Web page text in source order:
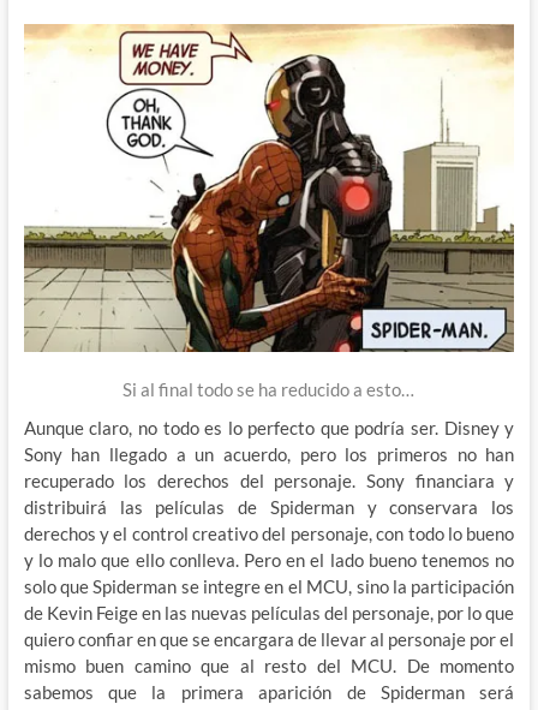
Si al final todo se ha reducido a esto…
Aunque claro, no todo es lo perfecto que podría ser. Disney y
Sony han llegado a un acuerdo, pero los primeros no han
recuperado los derechos del personaje. Sony financiara y
distribuirá las películas de Spiderman y conservara los
derechos y el control creativo del personaje, con todo lo bueno
y lo malo que ello conlleva. Pero en el lado bueno tenemos no
solo que Spiderman se integre en el MCU, sino la participación
de Kevin Feige en las nuevas películas del personaje, por lo que
quiero confiar en que se encargara de llevar al personaje por el
mismo buen camino que al resto del MCU. De momento
sabemos que la primera aparición de Spiderman será